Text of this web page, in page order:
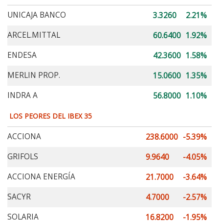
UNICAJA BANCO 3.3260
2.21%
ARCEL.MITTAL
60.6400 1.92%
ENDESA
42.3600 1.58%
MERLIN PROP.
15.0600 1.35%
INDRA A
56.8000 1.10%
LOS PEORES DEL IBEX 35
ACCIONA 238.6000 -5.39%
GRIFOLS
9.9640
-4.05%
ACCIONA ENERGÍA
21.7000
-3.64%
SACYR
4.7000
-2.57%
SOLARIA
16.8200 -1.95%